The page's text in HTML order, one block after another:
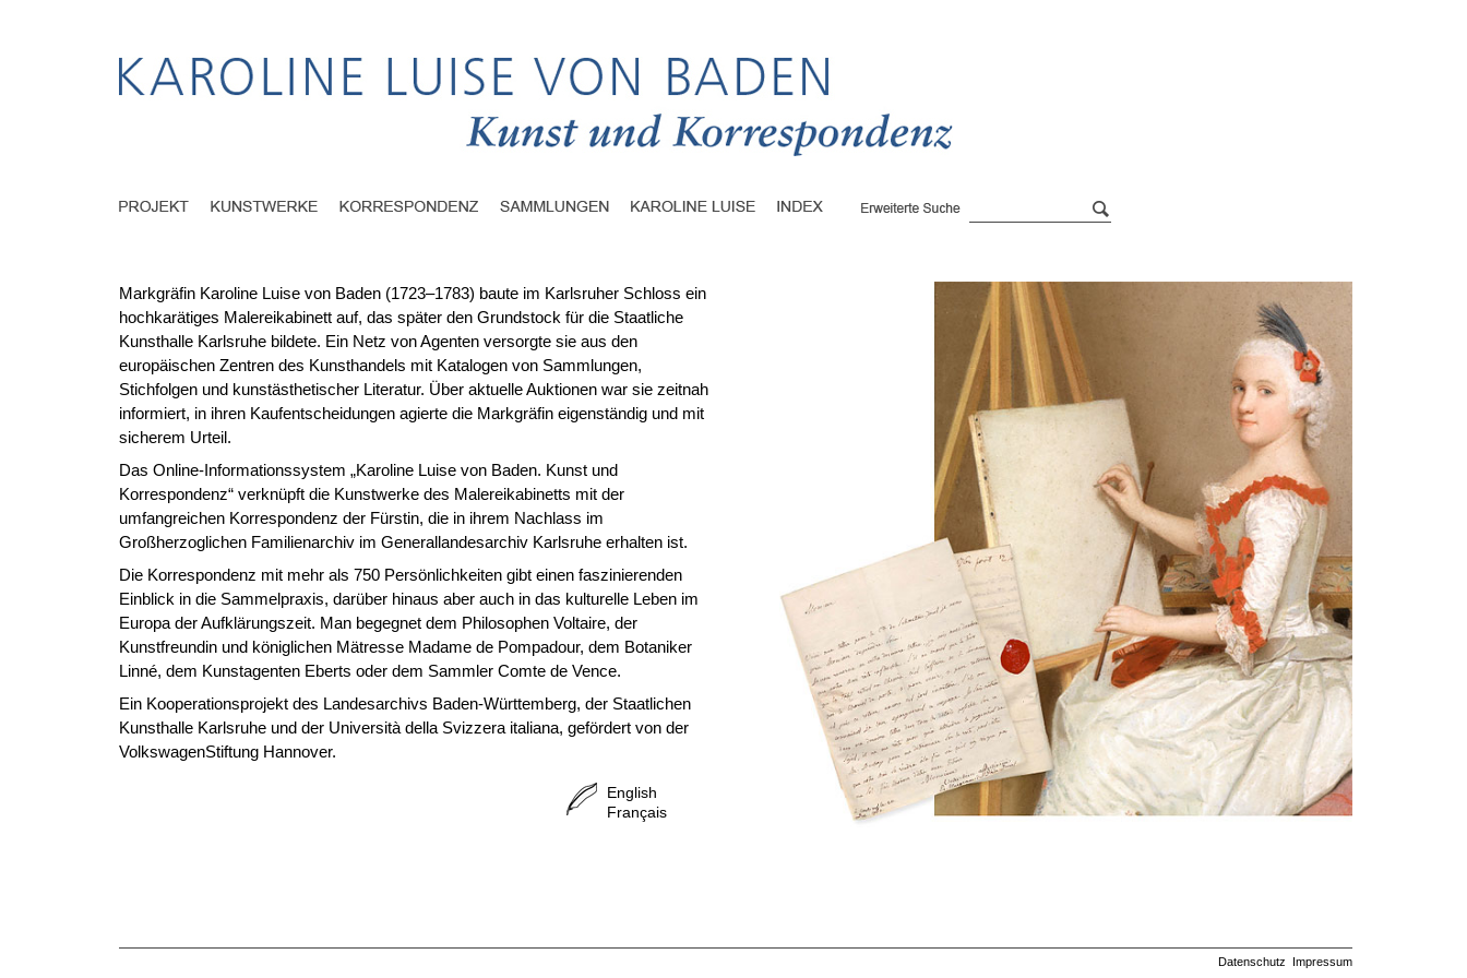
Markgräfin Karoline Luise von Baden (1723–1783) baute im Karlsruher Schloss ein
hochkarätiges Malereikabinett auf, das später den Grundstock für die Staatliche
Kunsthalle Karlsruhe bildete. Ein Netz von Agenten versorgte sie aus den
europäischen Zentren des Kunsthandels mit Katalogen von Sammlungen,
Stichfolgen und kunstästhetischer Literatur. Über aktuelle Auktionen war sie zeitnah
informiert, in ihren Kaufentscheidungen agierte die Markgräfin eigenständig und mit
sicherem Urteil.
Das Online-Informationssystem „Karoline Luise von Baden. Kunst und
Korrespondenz“ verknüpft die Kunstwerke des Malereikabinetts mit der
umfangreichen Korrespondenz der Fürstin, die in ihrem Nachlass im
Großherzoglichen Familienarchiv im Generallandesarchiv Karlsruhe erhalten ist.
Die Korrespondenz mit mehr als 750 Persönlichkeiten gibt einen faszinierenden
Einblick in die Sammelpraxis, darüber hinaus aber auch in das kulturelle Leben im
Europa der Aufklärungszeit. Man begegnet dem Philosophen Voltaire, der
Kunstfreundin und königlichen Mätresse Madame de Pompadour, dem Botaniker
Linné, dem Kunstagenten Eberts oder dem Sammler Comte de Vence.
Ein Kooperationsprojekt des Landesarchivs Baden-Württemberg, der Staatlichen
Kunsthalle Karlsruhe und der Università della Svizzera italiana, gefördert von der
VolkswagenStiftung Hannover.
English
Français
Datenschutz Impressum